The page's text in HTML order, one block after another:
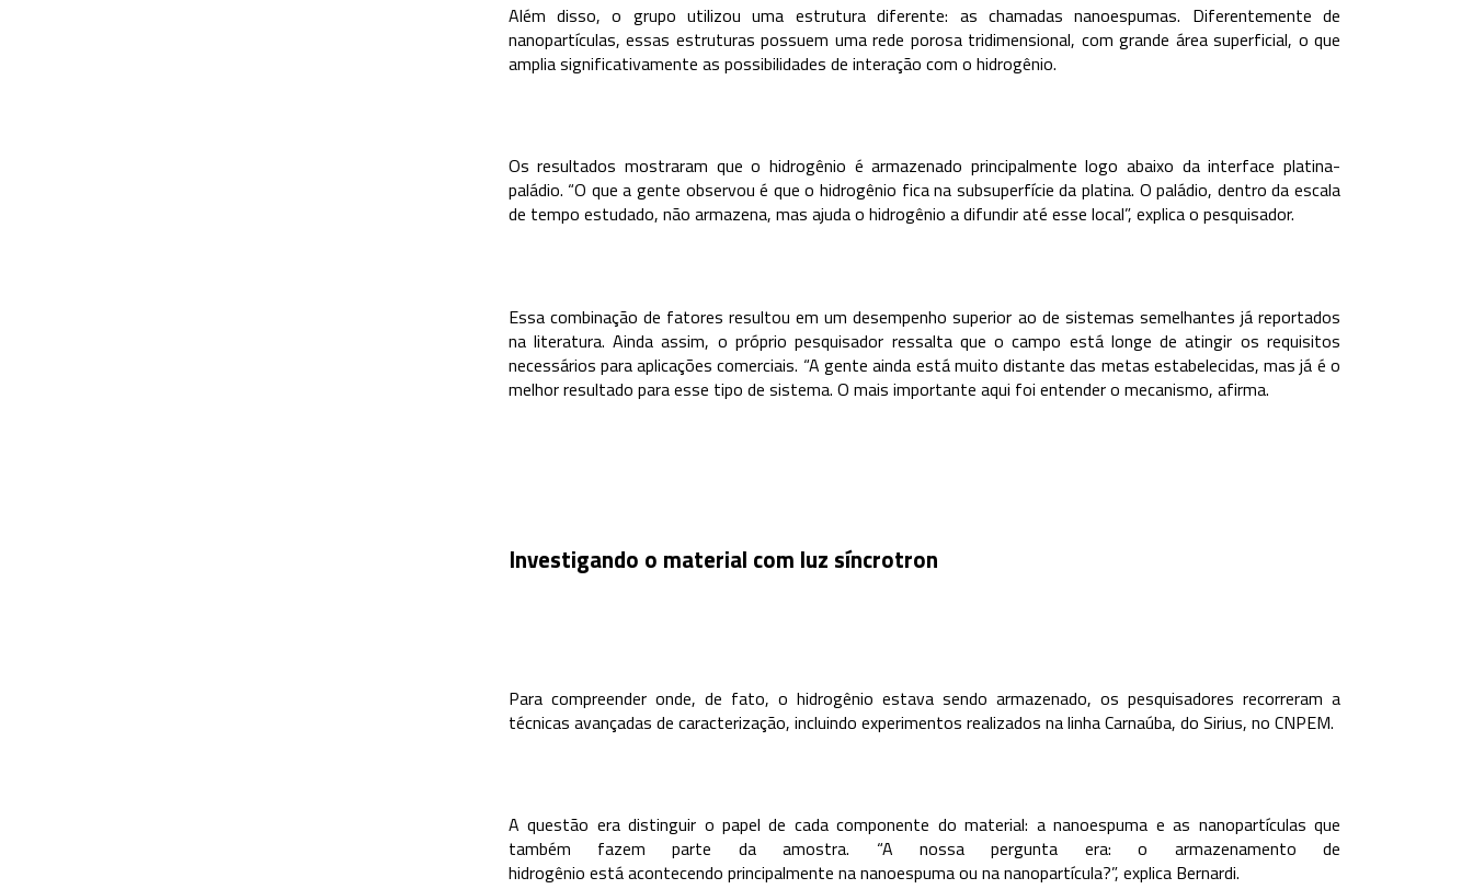
Além disso, o grupo utilizou uma estrutura diferente: as chamadas nanoespumas. Diferentemente de
nanopartículas, essas estruturas possuem uma rede porosa tridimensional, com grande área superficial, o que
amplia significativamente as possibilidades de interação com o hidrogênio.
Os resultados mostraram que o hidrogênio é armazenado principalmente logo abaixo da interface platina-
paládio. “O que a gente observou é que o hidrogênio fica na subsuperfície da platina. O paládio, dentro da escala
de tempo estudado, não armazena, mas ajuda o hidrogênio a difundir até esse local”, explica o pesquisador.
Essa combinação de fatores resultou em um desempenho superior ao de sistemas semelhantes já reportados
na literatura. Ainda assim, o próprio pesquisador ressalta que o campo está longe de atingir os requisitos
necessários para aplicações comerciais. “A gente ainda está muito distante das metas estabelecidas, mas já é o
melhor resultado para esse tipo de sistema. O mais importante aqui foi entender o mecanismo, afirma.
Investigando o material com luz síncrotron
Para compreender onde, de fato, o hidrogênio estava sendo armazenado, os pesquisadores recorreram a
técnicas avançadas de caracterização, incluindo experimentos realizados na linha Carnaúba, do Sirius, no CNPEM.
A questão era distinguir o papel de cada componente do material: a nanoespuma e as nanopartículas que
também fazem parte da amostra. “A nossa pergunta era: o armazenamento de
hidrogênio está acontecendo principalmente na nanoespuma ou na nanopartícula?”, explica Bernardi.